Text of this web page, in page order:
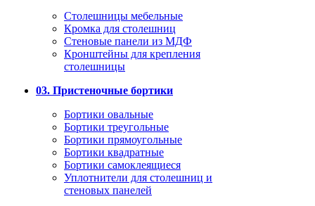
Столешницы мебельные
Кромка для столешниц
Стеновые панели из МДФ
Кронштейны для крепления
столешницы
03. Пристеночные бортики
Бортики овальные
Бортики треугольные
Бортики прямоугольные
Бортики квадратные
Бортики самоклеящиеся
Уплотнители для столешниц и
стеновых панелей